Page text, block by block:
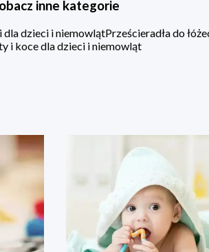
inne kategorie
dla dzieci i niemowlątPrześcieradła do
i koce dla dzieci i niemowląt